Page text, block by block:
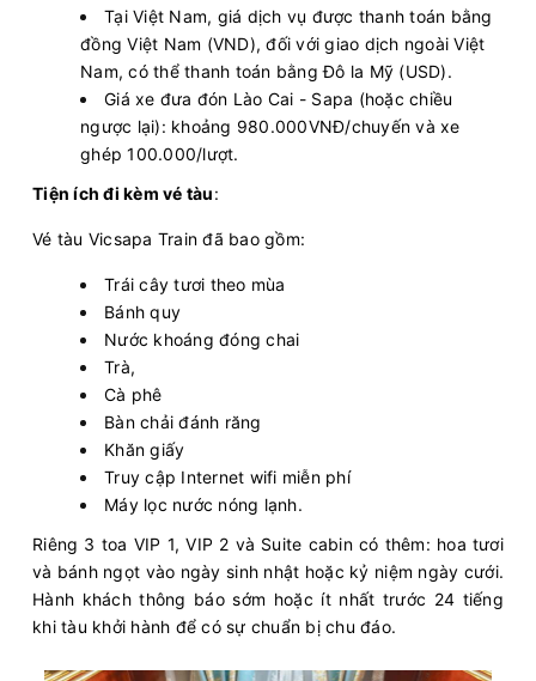
Tại Việt Nam, giá dịch vụ được thanh toán bằng
đồng Việt Nam (VND), đối với giao dịch ngoài Việt
Nam, có thể thanh toán bằng Đô la Mỹ (USD).
Giá xe đưa đón Lào Cai - Sapa (hoặc chiều
ngược lại): khoảng 980.000VNĐ/chuyến và xe
ghép 100.000/lượt.
Tiện ích đi kèm vé tàu:
Vé tàu Vicsapa Train đã bao gồm:
Trái cây tươi theo mùa
Bánh quy
Nước khoáng đóng chai
Trà,
Cà phê
Bàn chải đánh răng
Khăn giấy
Truy cập Internet wifi miễn phí
Máy lọc nước nóng lạnh.
Riêng 3 toa VIP 1, VIP 2 và Suite cabin có thêm: hoa tươi
và bánh ngọt vào ngày sinh nhật hoặc kỷ niệm ngày cưới.
Hành khách thông báo sớm hoặc ít nhất trước 24 tiếng
khi tàu khởi hành để có sự chuẩn bị chu đáo.